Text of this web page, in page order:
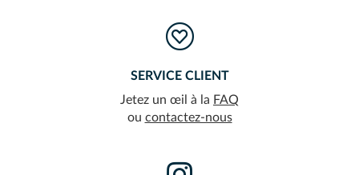
SERVICE CLIENT
Jetez un œil à la FAQ
ou contactez-nous